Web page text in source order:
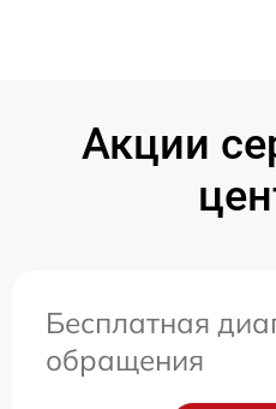
Акции
Бесплатная
обращения